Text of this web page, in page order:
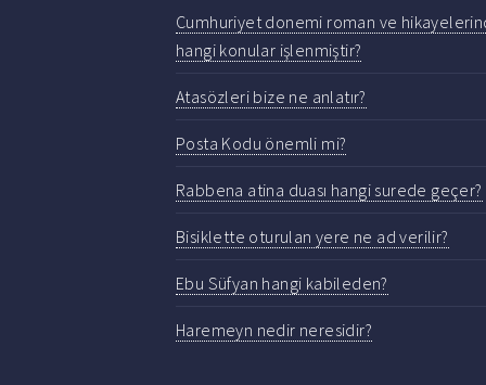
Cumhuriyet donemi roman ve
hangi konular işlenmiştir?
Atasözleri bize ne anlatır?
Posta Kodu önemli mi?
Rabbena atina duası hangi surede geçer?
Bisiklette oturulan yere ne ad verilir?
Ebu Süfyan hangi kabileden?
Haremeyn nedir neresidir?